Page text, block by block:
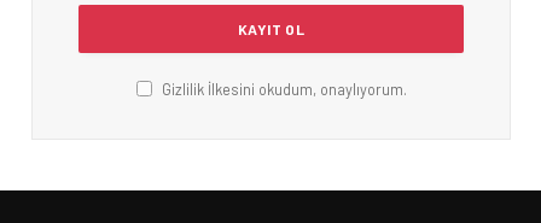
Gizlilik İlkesini okudum, onaylıyorum.